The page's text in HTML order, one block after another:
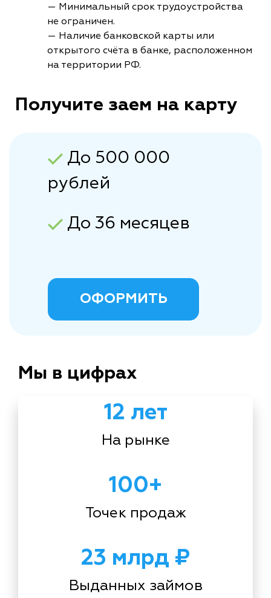
— Минимальный срок трудоустройства
не ограничен.
— Наличие банковской карты или
открытого счёта в банке, расположенном
на территории РФ.
Получите заем на карту
До 500 000
рублей
До 36 месяцев
ОФОРМИТЬ
Мы в цифрах
12 лет
На рынке
100+
Точек продаж
23 млрд ₽
Выданных займов